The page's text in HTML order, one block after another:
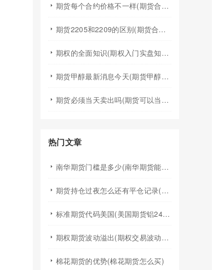
期货每个合约价格不一样(期货合约之间的价格差)
期货2205和2209的区别(期货合约2205什么意思)
期权的全面知识(期权入门实盘知识)
期货甲醇最新消息今天(期货甲醇最新消息今天行情)
期货必须当天卖出吗(期货可以当天买入卖出吗)
热门文章
南华期货门槛是多少(南华期货能做国际期货吗)
期货持仓过夜怎么还有平仓记录(期货持仓过夜手续费)
标准期货代码美国(美国期货铝24小时行情代码)
期权期货波动溢出(期权交易波动率)
棉花期货的优势(棉花期货怎么买)